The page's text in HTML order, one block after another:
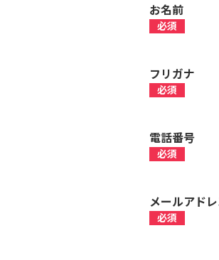
お名前
フリガナ
電話番号
メールアド